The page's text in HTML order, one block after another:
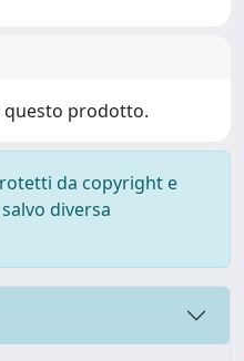
questo prodotto.
da copyright e
diversa